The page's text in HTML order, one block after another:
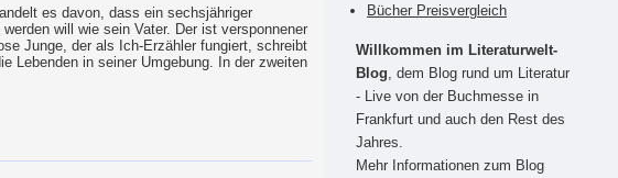
es davon, dass ein sechsjähriger
will wie sein Vater. Der ist versponnener
Junge, der als Ich-Erzähler fungiert, schreibt
Lebenden in seiner Umgebung. In der zweiten
Bücher Preisvergleich
Willkommen im Literaturwelt-
Blog , dem Blog rund um Literatur
- Live von der Buchmesse in
Frankfurt und auch den Rest des
Jahres.
Mehr Informationen zum Blog